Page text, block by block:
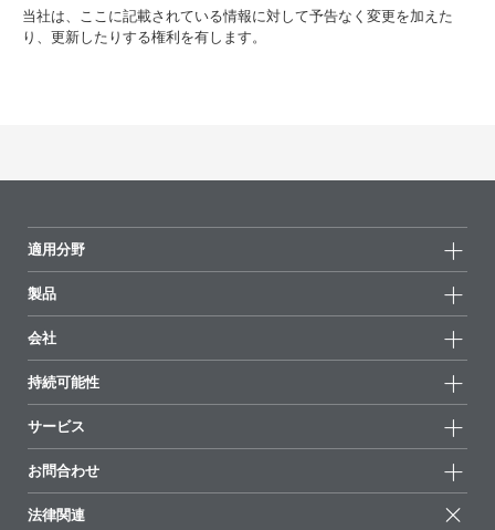
当社は、ここに記載されている情報に対して予告なく変更を加えた
り、更新したりする権利を有します。
適用分野
製品
全製品
ハイライト
会社
ニュース
拠点と販売代理店
展示会 & イベント
経営陣
持続可能性
持続可能な製品
サクセスストーリー
EcoVadis
サービス
配合の出発点
論文記事
お問合わせ
法律関連